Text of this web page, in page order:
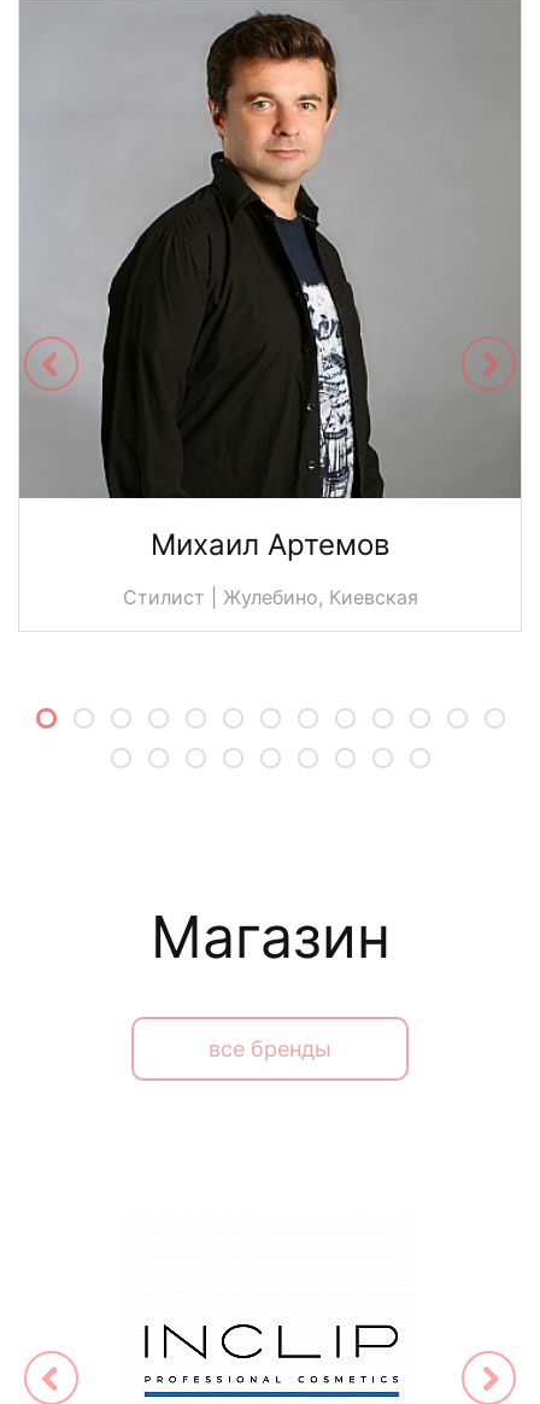
Михаил Артемов
Стилист | Жулебино, Киевская
Магазин
все бренды